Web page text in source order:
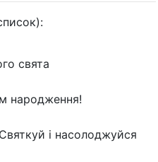
свята
народження!
і насолоджуйся